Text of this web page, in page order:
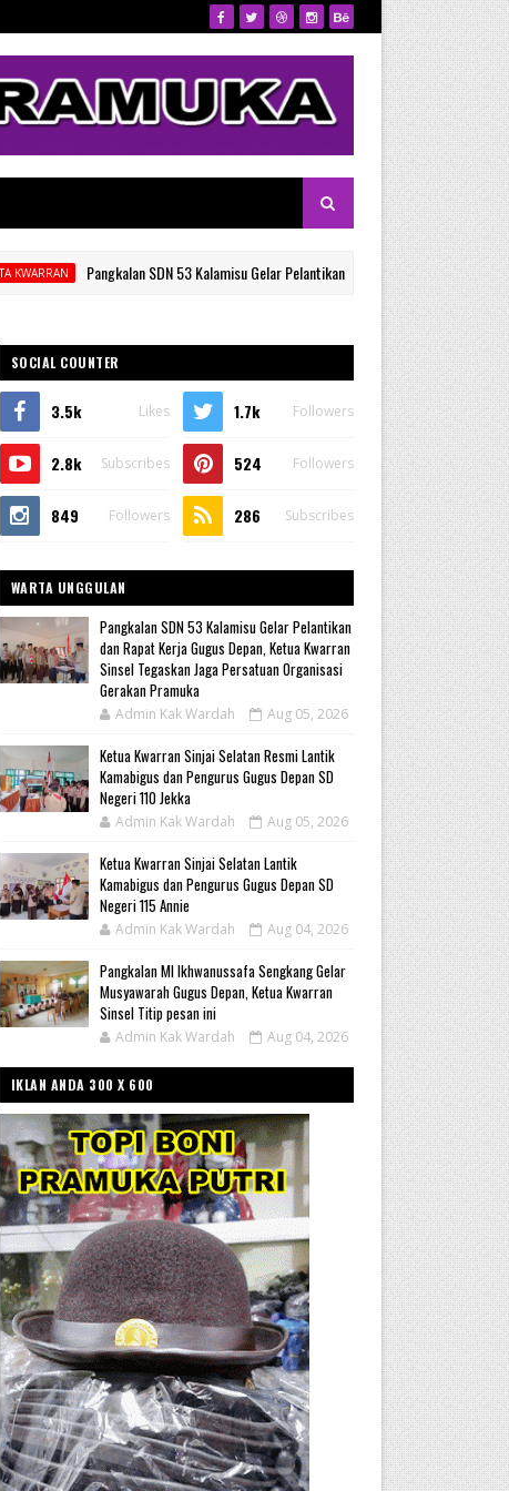
Pangkalan SDN 53 Kalamisu Gelar Pelantikan dan Rapat Kerja Gugus Depan, Ketua
SOCIAL COUNTER
3.5k Likes 1.7k Followers
2.8k Subscribes 524 Followers
849 Followers 286 Subscribes
WARTA UNGGULAN
Pangkalan SDN 53 Kalamisu Gelar Pelantikan
dan Rapat Kerja Gugus Depan, Ketua Kwarran
Sinsel Tegaskan Jaga Persatuan Organisasi
Gerakan Pramuka
Admin Kak Wardah Aug 05, 2026
Ketua Kwarran Sinjai Selatan Resmi Lantik
Kamabigus dan Pengurus Gugus Depan SD
Negeri 110 Jekka
Admin Kak Wardah Aug 05, 2026
Ketua Kwarran Sinjai Selatan Lantik
Kamabigus dan Pengurus Gugus Depan SD
Negeri 115 Annie
Admin Kak Wardah Aug 04, 2026
Pangkalan MI Ikhwanussafa Sengkang Gelar
Musyawarah Gugus Depan, Ketua Kwarran
Sinsel Titip pesan ini
Admin Kak Wardah Aug 04, 2026
IKLAN ANDA 300 X 600